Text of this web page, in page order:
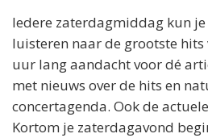
Iedere zaterdagmiddag kun
luisteren naar de grootste
uur lang aandacht voor dé
met nieuws over de hits en
concertagenda. Ook de
Kortom je zaterdagavond